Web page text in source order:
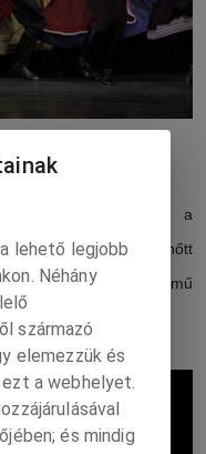
korosztálytól egészen a
A műhely felnőtt
„Varbói mulatság”című
lehető legjobb
Néhány
származó
elemezzük és
ezt a webhelyet.
és mindig